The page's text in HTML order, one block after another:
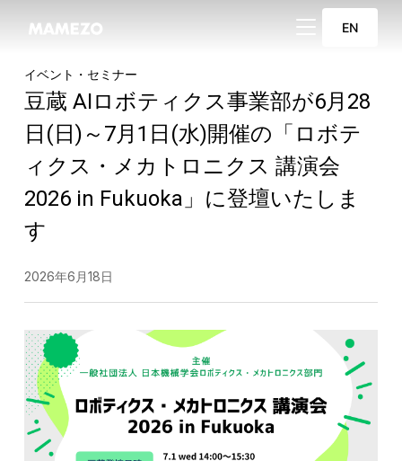
サイドバーとナビ
EN
イベント・セミナー
豆蔵 AIロボティクス事業部が6月28
日(日)～7月1日(水)開催の「ロボテ
ィクス・メカトロニクス 講演会
2026 in Fukuoka」に登壇いたしま
す
2026年6月18日